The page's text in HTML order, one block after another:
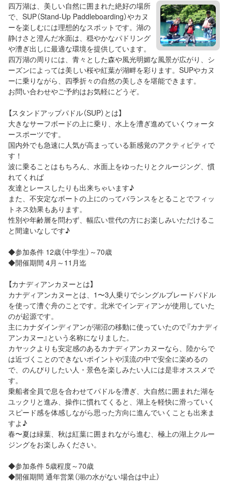
四万湖は、美しい自然に囲まれた絶好の場所
で、SUP（Stand-Up Paddleboarding）やカヌ
ーを楽しむには理想的なスポットです。湖の
静けさと澄んだ水面は、穏やかなパドリング
や漕ぎ出しに最適な環境を提供しています。
四万湖の周りには、青々とした森や風光明媚な風景が広がり、シ
ーズンによっては美しい桜や紅葉が湖畔を彩ります。SUPやカヌ
ーに乗りながら、四季折々の自然の美しさを堪能できます。
お問い合わせやご予約はお気軽にどうぞ。
【スタンドアップパドル（SUP）とは】
大きなサーフボードの上に乗り、水上を漕ぎ進めていくウォータ
ースポーツです。
国内外でも急速に人気が高まっている新感覚のアクティビティで
す！
波に乗ることはもちろん、水面上をゆったりとクルージング、慣
れてくれば
友達とレースしたりも出来ちゃいます♪
また、不安定なボートの上にのってバランスをとることでフィッ
トネス効果もあります。
性別や年齢層を問わず、幅広い世代の方にお楽しみいただけるこ
と間違いなしです♪
◆参加条件 12歳（中学生）～70歳
◆開催期間 4月～11月迄
【カナディアンカヌーとは】
カナディアンカヌーとは、1〜3人乗りでシングルブレードパドル
を使って漕ぐ舟のことです。北米でインディアンが使用していた
のが起源です。
主にカナダインディアンが湖沼の移動に使っていたので『カナディ
アンカヌー』という名称になりました。
カヤックよりも安定感のあるカナディアンカヌーなら、陸からで
は近づくことのできないポイントや渓流の中で安全に楽めるの
で、のんびりしたい人・景色を楽しみたい人には是非オススメで
す。
乗船者全員で息を合わせてパドルを漕ぎ、大自然に囲まれた湖を
ユックリと進み、操作に慣れてくると、湖上を軽快に滑っていく
スピード感を体感しながら思った方向に進んでいくことも出来ま
すよ♪
春〜夏は緑葉、秋は紅葉に囲まれながら進む、極上の湖上クルー
ジングをお楽しみください。
◆参加条件 5歳程度～70歳
◆開催期間 通年営業（湖の水がない場合は中止）